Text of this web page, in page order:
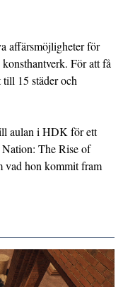
affärsmöjligheter för
För att få
15 städer och
aulan i HDK för ett
The Rise of
vad hon kommit fram